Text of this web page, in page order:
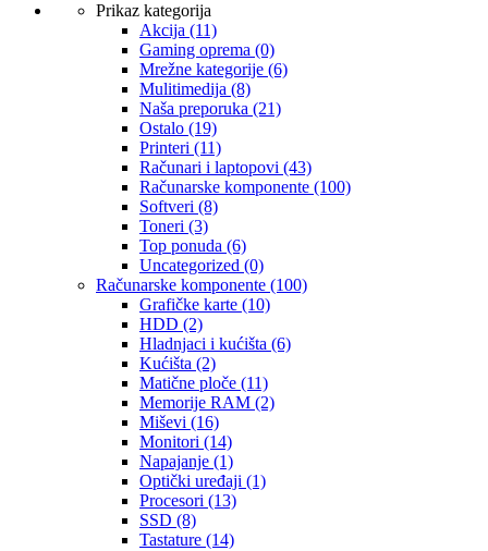
Prikaz kategorija
Akcija (11)
Gaming oprema (0)
Mrežne kategorije (6)
Mulitimedija (8)
Naša preporuka (21)
Ostalo (19)
Printeri (11)
Računari i laptopovi (43)
Računarske komponente (100)
Softveri (8)
Toneri (3)
Top ponuda (6)
Uncategorized (0)
Računarske komponente (100)
Grafičke karte (10)
HDD (2)
Hladnjaci i kućišta (6)
Kućišta (2)
Matične ploče (11)
Memorije RAM (2)
Miševi (16)
Monitori (14)
Napajanje (1)
Optički uređaji (1)
Procesori (13)
SSD (8)
Tastature (14)